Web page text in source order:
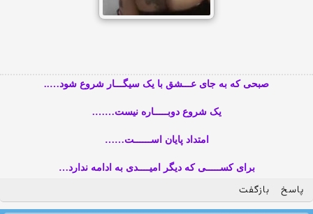
صبحی که به جای عـــشق با یک سیگـــار شروع شود…..
یک شروع دوبـــــاره نیست…….
امتداد پایان اســــــت……
برای کســـــی که دیگر امیــــدی به ادامه ندارد…
پاسخ بازگفت